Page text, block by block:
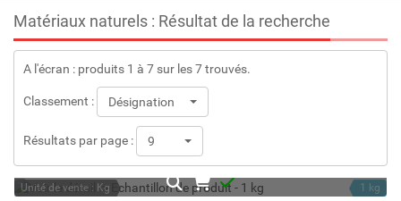
Matériaux naturels : Résultat de la recherche
A l'écran : produits 1 à 7 sur les 7 trouvés.
Classement : Désignation
Résultats par page : 9
Unité de vente : Kg
1 kg